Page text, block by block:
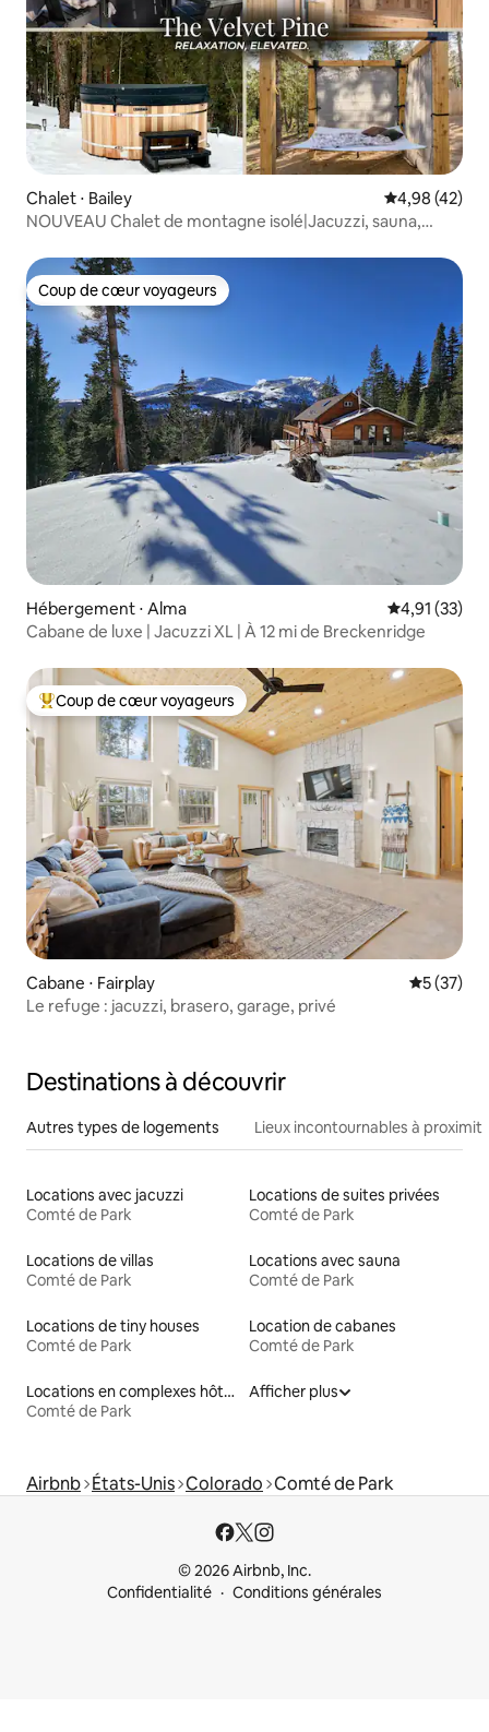
Chalet ⋅ Bailey Évaluation
4,98 (42)
NOUVEAU Chalet de montagne isolé|Jacuzzi, sauna,
Coup de cœur voyageurs
Coup de cœur voyageurs
Hébergement ⋅ Alma Évaluation
4,91 (33)
Cabane de luxe | Jacuzzi XL | À 12 mi de Breckenridge
Coups de cœur voyageurs les plus appréciés
Coup de cœur voyageurs
Cabane ⋅ Fairplay
5 (37)
Le refuge : jacuzzi, brasero, garage, privé
Destinations à découvrir
Autres types de logements Lieux incontournables à
Locations avec jacuzzi
Comté de Park
Locations de suites privées
Comté de Park
Locations de villas
Comté de Park
Locations avec sauna
Comté de Park
Locations de tiny houses
Comté de Park
Location de cabanes
Comté de Park
Locations en complexes hôteliers
Comté de Park
Afficher plus
Airbnb États-Unis Colorado Comté de Park
© 2026 Airbnb, Inc.
Confidentialité
Conditions générales